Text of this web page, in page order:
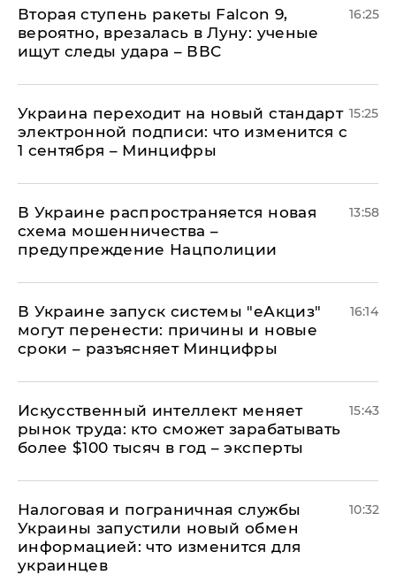
Вторая ступень ракеты Falcon 9,
вероятно, врезалась в Луну: ученые
ищут следы удара – ВВС
16:25
Украина переходит на новый стандарт
электронной подписи: что изменится с
1 сентября – Минцифры
15:25
В Украине распространяется новая
схема мошенничества –
предупреждение Нацполиции
13:58
В Украине запуск системы "еАкциз"
могут перенести: причины и новые
сроки – разъясняет Минцифры
16:14
Искусственный интеллект меняет
рынок труда: кто сможет зарабатывать
более $100 тысяч в год – эксперты
15:43
Налоговая и пограничная службы
Украины запустили новый обмен
информацией: что изменится для
украинцев
10:32